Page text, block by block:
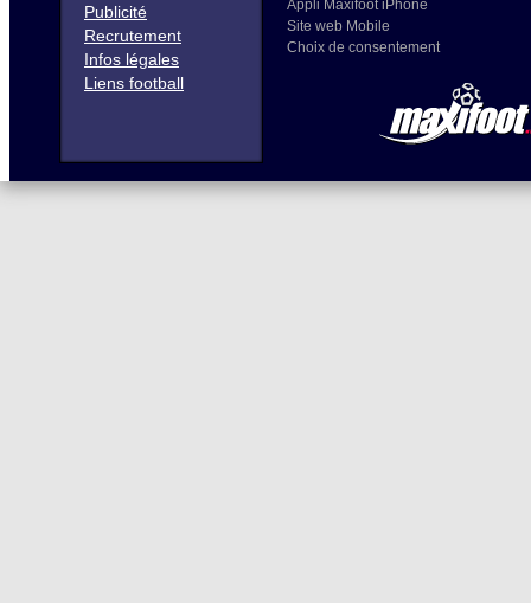
Publicité
Recrutement
Infos légales
Liens football
Appli Maxifoot iPhone
Site web Mobile
Choix de consentement